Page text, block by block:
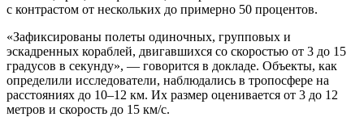
с контрастом от нескольких до примерно 50 процентов.
«Зафиксированы полеты одиночных, групповых и
эскадренных кораблей, двигавшихся со скоростью от 3 до 15
градусов в секунду», — говорится в докладе. Объекты, как
определили исследователи, наблюдались в тропосфере на
расстояниях до 10–12 км. Их размер оценивается от 3 до 12
метров и скорость до 15 км/с.